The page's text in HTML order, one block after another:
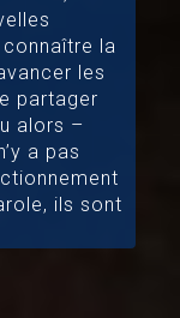
la
les
partager
alors –
a pas
ils sont